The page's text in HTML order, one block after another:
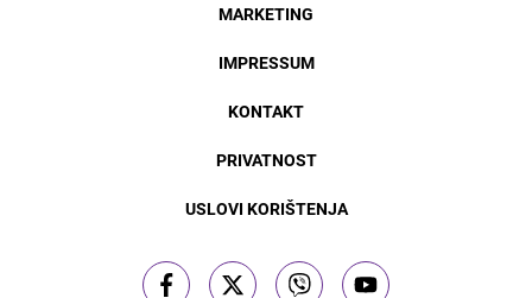
MARKETING
IMPRESSUM
KONTAKT
PRIVATNOST
USLOVI KORIŠTENJA